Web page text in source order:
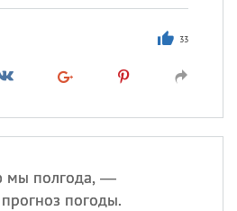
33
мы полгода, —
погоды.